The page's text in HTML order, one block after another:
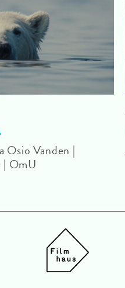
Osio Vanden |
OmU